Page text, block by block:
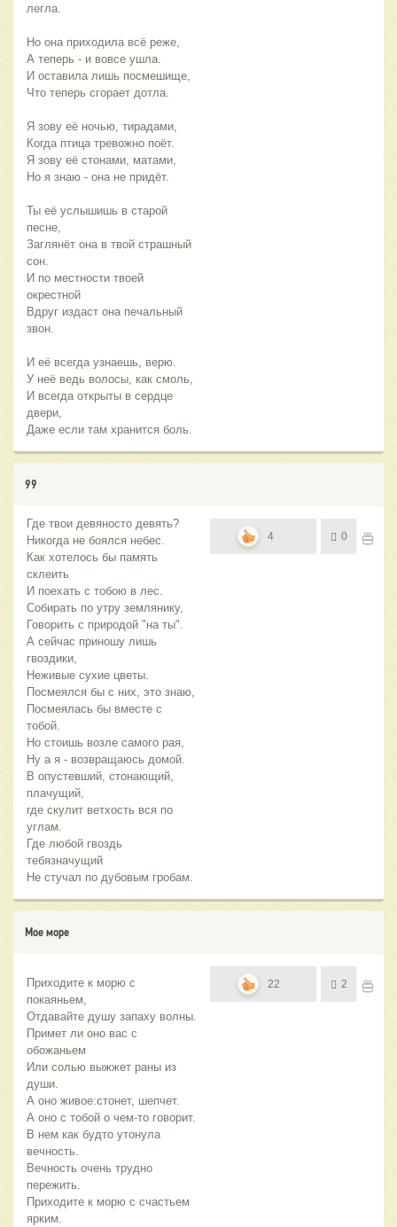
легла.
Но она приходила всё реже,
А теперь - и вовсе ушла.
И оставила лишь посмешище,
Что теперь сгорает дотла.
Я зову её ночью, тирадами,
Когда птица тревожно поёт.
Я зову её стонами, матами,
Но я знаю - она не придёт.
Ты её услышишь в старой
песне,
Заглянёт она в твой страшный
сон.
И по местности твоей
окрестной
Вдруг издаст она печальный
звон.
И её всегда узнаешь, верю.
У неё ведь волосы, как смоль,
И всегда открыты в сердце
двери,
Даже если там хранится боль.
99
Где твои девяносто девять?
Никогда не боялся небес.
Как хотелось бы память
склеить
И поехать с тобою в лес.
Собирать по утру землянику,
Говорить с природой "на ты".
А сейчас приношу лишь
гвоздики,
Неживые сухие цветы.
Посмеялся бы с них, это знаю,
Посмеялась бы вместе с
тобой.
Но стоишь возле самого рая,
Ну а я - возвращаюсь домой.
В опустевший, стонающий,
плачущий,
где скулит ветхость вся по
углам.
Где любой гвоздь
тебязначущий
Не стучал по дубовым гробам.
4 0
Мое море
Приходите к морю с
покаяньем,
Отдавайте душу запаху волны.
Примет ли оно вас с
обожаньем
Или солью выжжет раны из
души.
А оно живое:стонет, шепчет.
А оно с тобой о чем-то говорит.
В нем как будто утонула
вечность.
Вечность очень трудно
пережить.
Приходите к морю с счастьем
ярким.
22 2